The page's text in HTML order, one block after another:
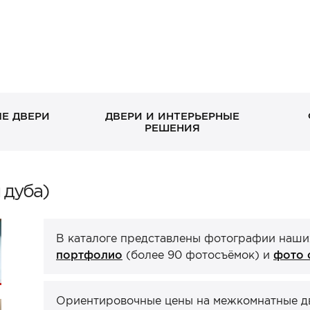
ДВЕРИ
панелями
ХИТ
ДВЕРИ И ИНТЕРЬЕРНЫЕ
РЕШЕНИЯ
Стеновые панели Порталы ХИТ
В каталоге представлены фотографии
портфолио (более 90 фотосъёмок) и фото
Ориентировочные цены на межкомнатные